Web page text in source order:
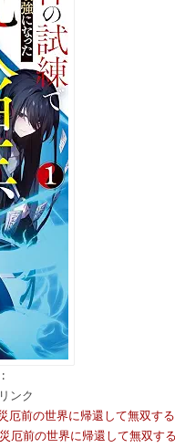
ンク
厄前の世界に帰還して無双す
厄前の世界に帰還して無双す